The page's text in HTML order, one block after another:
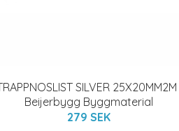
SILVER 25X20MM2M |
Beijerbygg Byggmaterial
279 SEK